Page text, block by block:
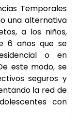
Temporales
una alternativa
a los niños,
6 años que se
o en
este modo, se
seguros y
la red de
con